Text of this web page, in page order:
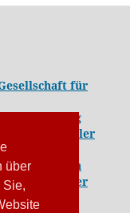
über
Sie,
für
Spannung
globaler
- Krise der